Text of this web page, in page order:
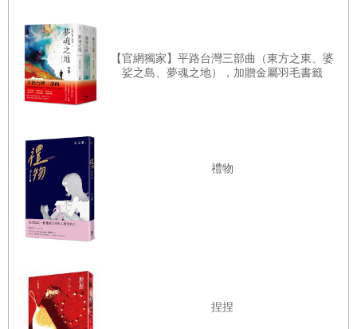
【官網獨家】平路台灣三部曲（東方之東、婆
娑之島、夢魂之地），加贈金屬羽毛書籤
禮物
捏捏